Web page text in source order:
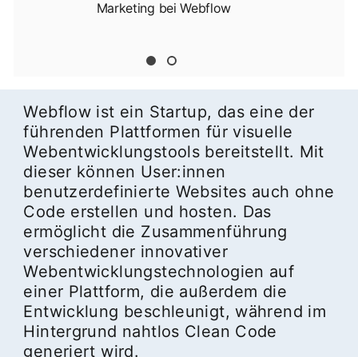
Marketing bei Webflow
Webflow ist ein Startup, das eine der
führenden Plattformen für visuelle
Webentwicklungstools bereitstellt. Mit
dieser können User:innen
benutzerdefinierte Websites auch ohne
Code erstellen und hosten. Das
ermöglicht die Zusammenführung
verschiedener innovativer
Webentwicklungstechnologien auf
einer Plattform, die außerdem die
Entwicklung beschleunigt, während im
Hintergrund nahtlos Clean Code
generiert wird.